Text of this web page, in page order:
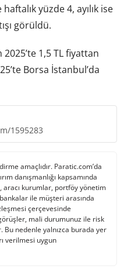
yüzde 4, ayılık ise
görüldü.
1,5 TL fiyattan
Borsa İstanbul’da
1595283
amaçlıdır. Paratic.com’da
danışmanlığı kapsamında
aracı kurumlar, portföy yönetim
ile müşteri arasında
çerçevesinde
mali durumunuz ile risk
nedenle yalnızca burada yer
verilmesi uygun